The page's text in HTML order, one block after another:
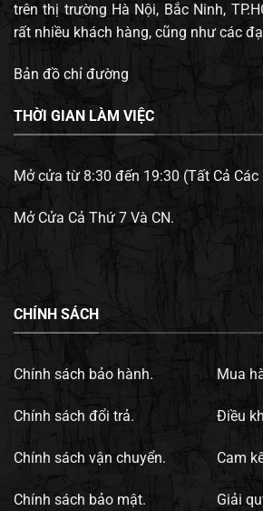
trên thị trường Hà Nội, Bắc Ninh,
rất nhiều khách hàng, cũng như các
Bản đồ chỉ đường
THỜI GIAN LÀM VIỆC
Mở cửa từ 8:30 đến 19:30 (Tất Cả
Mở Cửa Cả Thứ 7 Và CN.
CHÍNH SÁCH
Chính sách bảo hành.
Chính sách đổi trả.
Chính sách vận chuyển.
Chính sách bảo mật.
Mua
Điều
Cam
Giải